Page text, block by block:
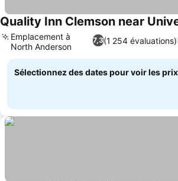
Quality Inn Clemson near
7,3(1 254 évaluations)
Emplacement à
North Anderson
Sélectionnez des dates pour voir les